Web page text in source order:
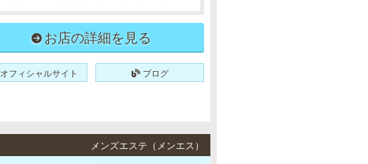
お店の詳細を見る
オフィシャルサイト ブログ
メンズエステ（メンエス）